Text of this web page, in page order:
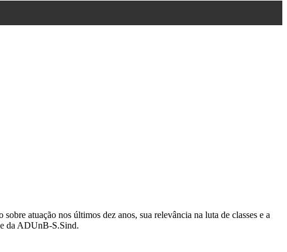
atuação nos últimos dez anos, sua relevância na luta de classes e a
da ADUnB-S.Sind.